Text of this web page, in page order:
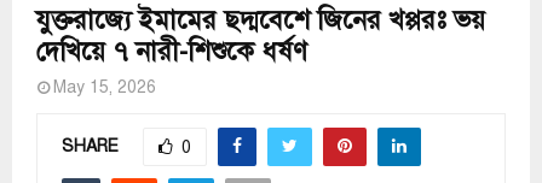
যুক্তরাজ্যে ইমামের ছদ্মবেশে জিনের খপ্পরঃ ভয়
দেখিয়ে ৭ নারী-শিশুকে ধর্ষণ
May 15, 2026
SHARE 0